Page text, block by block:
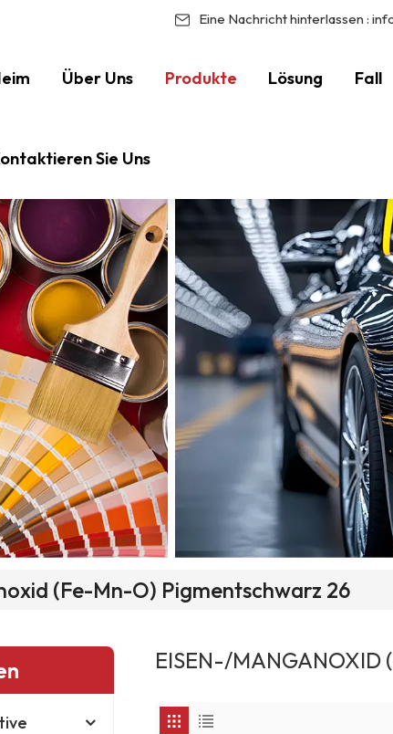
Eine Nachricht hinterlassen :
Über Uns Produkte Lösung Fall
Sie Uns
(Fe-Mn-O) Pigmentschwarz 26
EISEN-/MANGANOXID